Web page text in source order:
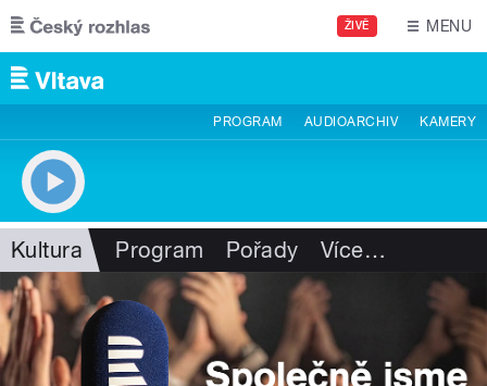
Přejít k hlavnímu obsahu
ŽIVĚ MENU
PROGRAM AUDIOARCHIV KAMERY
Kultura Program Pořady Více…